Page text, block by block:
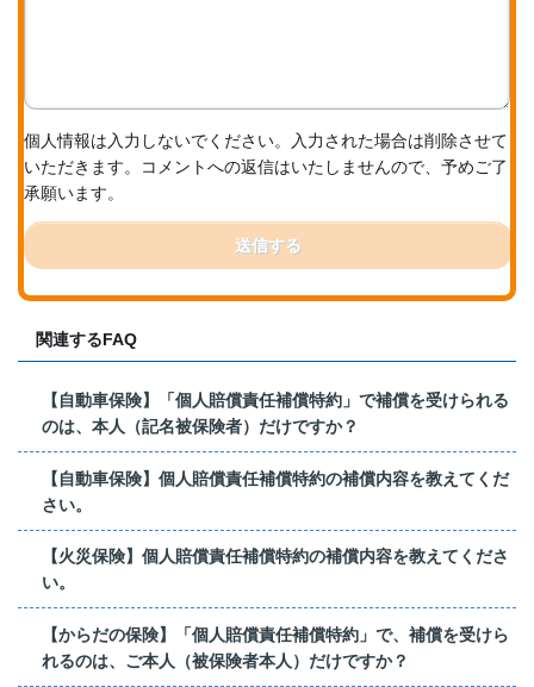
個人情報は入力しないでください。入力された場合は削除させて
いただきます。コメントへの返信はいたしませんので、予めご了
承願います。
送信する
関連するFAQ
【自動車保険】「個人賠償責任補償特約」で補償を受けられる
のは、本人（記名被保険者）だけですか？
【自動車保険】個人賠償責任補償特約の補償内容を教えてくだ
さい。
【火災保険】個人賠償責任補償特約の補償内容を教えてくださ
い。
【からだの保険】「個人賠償責任補償特約」で、補償を受けら
れるのは、ご本人（被保険者本人）だけですか？